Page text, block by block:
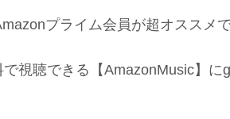
プライム会員が超オススメで
視聴できる【AmazonMusic】に